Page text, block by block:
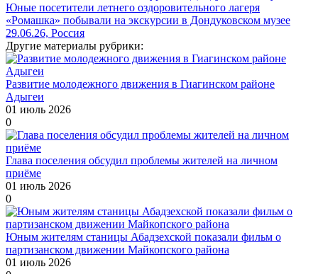
Юные посетители летнего оздоровительного лагеря
«Ромашка» побывали на экскурсии в Дондуковском музее
29.06.26, Россия
Другие материалы рубрики:
Развитие молодежного движения в Гиагинском районе
Адыгеи
01 июль 2026
0
Глава поселения обсудил проблемы жителей на личном
приёме
01 июль 2026
0
Юным жителям станицы Абадзехской показали фильм о
партизанском движении Майкопского района
01 июль 2026